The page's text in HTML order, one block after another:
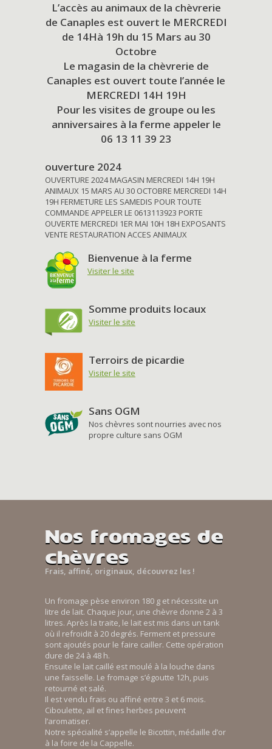
L’accès au animaux de la chèvrerie
de Canaples est ouvert le MERCREDI
de 14Hà 19h du 15 Mars au 30
Octobre
Le magasin de la chèvrerie de
Canaples est ouvert toute l’année le
MERCREDI 14H 19H
Pour les visites de groupe ou les
anniversaires à la ferme appeler le
06 13 11 39 23
ouverture 2024
OUVERTURE 2024 MAGASIN MERCREDI 14H 19H
ANIMAUX 15 MARS AU 30 OCTOBRE MERCREDI 14H
19H FERMETURE LES SAMEDIS POUR TOUTE
COMMANDE APPELER LE 0613113923 PORTE
OUVERTE MERCREDI 1ER MAI 10H 18H EXPOSANTS
VENTE RESTAURATION ACCES ANIMAUX
Bienvenue à la ferme
Visiter le site
Somme produits locaux
Visiter le site
Terroirs de picardie
Visiter le site
Sans OGM
Nos chèvres sont nourries avec nos
propre culture sans OGM
Nos fromages de
chèvres
Frais, affiné, originaux, découvrez les !
Un fromage pèse environ 180 g et nécessite un
litre de lait. Chaque jour, une chèvre donne 2 à 3
litres. Après la traite, le lait est mis dans un tank
où il refroidit à 20 degrés. Ferment et pressure
sont ajoutés pour le faire cailler. Cette opération
dure de 24 à 48 h.
Ensuite le lait caillé est moulé à la louche dans
une faisselle. Le fromage s’égoutte 12h, puis
retourné et salé.
Il est vendu frais ou affiné entre 3 et 6 mois.
Ciboulette, ail et fines herbes peuvent
l’aromatiser.
Notre spécialité s’appelle le Bicottin, médaille d’or
à la foire de la Cappelle.